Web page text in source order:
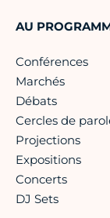
AU
Conférences
Marchés
Débats
Cercles de
Projections
Expositions
Concerts
DJ Sets